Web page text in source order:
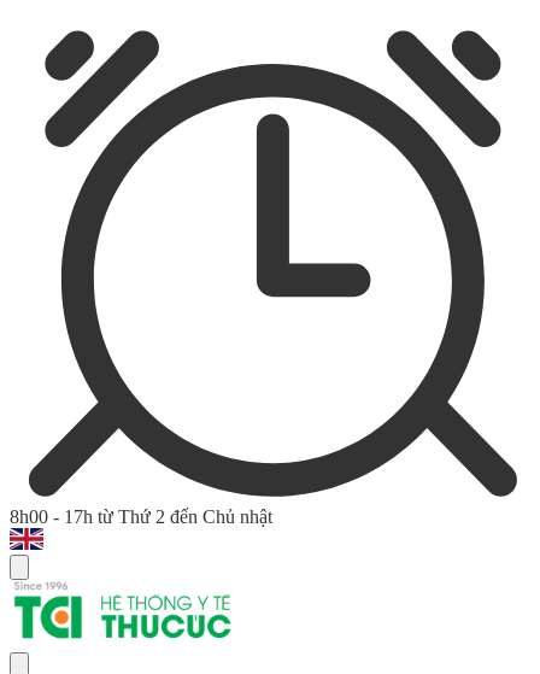
8h00 - 17h từ Thứ 2 đến Chủ nhật